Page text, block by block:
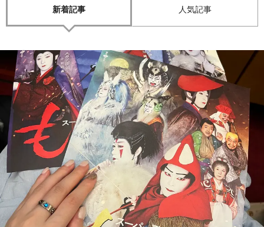
新着記事 人気記事